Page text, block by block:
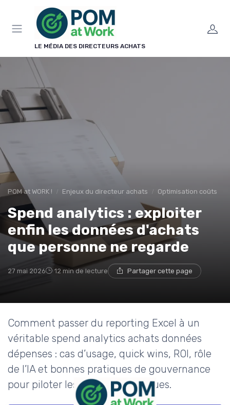
LE MÉDIA DES DIRECTEURS ACHATS
POM at WORK ! Enjeux du directeur achats Optimisation coûts
Spend analytics : exploiter
enfin les données d'achats
que personne ne regarde
27 mai 2026 12 min de lecture Partager cette page
Comment passer du reporting Excel à un
véritable spend analytics achats données
dépenses : cas d’usage, quick wins, ROI, rôle
de l’IA et bonnes pratiques de gouvernance
pour piloter les coûts et les risques.
Panneau de gestion des cookies